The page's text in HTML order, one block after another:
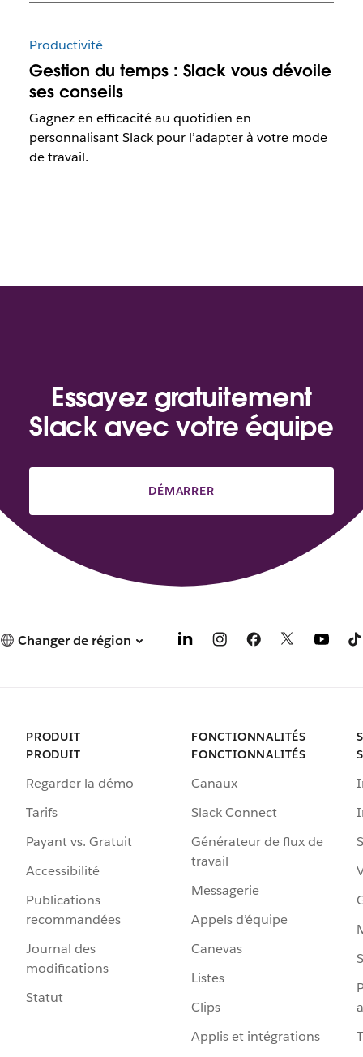
Productivité
Gestion du temps : Slack vous dévoile
ses conseils
Gagnez en efficacité au quotidien en
personnalisant Slack pour l’adapter à votre mode
de travail.
Essayez gratuitement
Slack avec votre équipe
DÉMARRER
Changer de région
PRODUIT
PRODUIT
Regarder la démo
Tarifs
Payant vs. Gratuit
Accessibilité
Publications
recommandées
Journal des
modifications
Statut
FONCTIONNALITÉS
FONCTIONNALITÉS
Canaux
Slack Connect
Générateur de flux de
travail
Messagerie
Appels d’équipe
Canevas
Listes
Clips
Applis et intégrations